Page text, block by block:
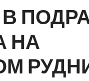
В
НА